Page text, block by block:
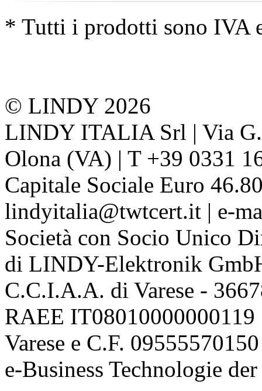
* Tutti i prodotti sono IVA
© LINDY 2026
LINDY ITALIA Srl | Via
Olona (VA) | T +39 0331
Capitale Sociale Euro
lindyitalia@twtcert.it | e-
Società con Socio Unico
di LINDY-Elektronik
C.C.I.A.A. di Varese -
RAEE
Varese e C.F. 09555570150
e-Business Technologie